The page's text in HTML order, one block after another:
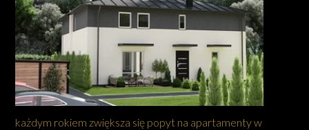
każdym rokiem zwiększa się popyt na apartamenty w